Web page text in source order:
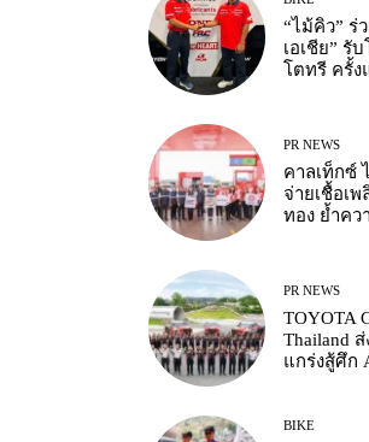
“ไม้คิว” ร่
เอเชีย” รั
โตทรี ครั้ง
PR NEWS
คาลเท็กซ์
จ่ายเชื้อเ
ทอง ย้ำคว
PR NEWS
TOYOTA
Thailand
แกร่งสู้ศึก
BIKE